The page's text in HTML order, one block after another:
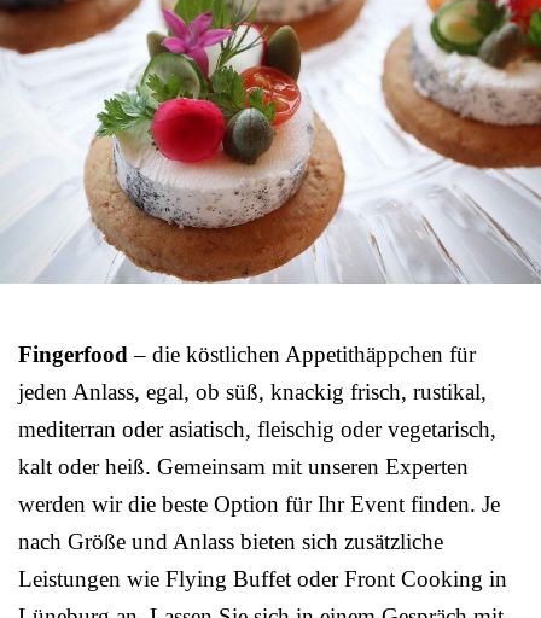
Fingerfood– die köstlichen Appetithäppchen für
jeden Anlass, egal, ob süß, knackig frisch, rustikal,
mediterran oder asiatisch, fleischig oder vegetarisch,
kalt oder heiß. Gemeinsam mit unseren Experten
werden wir die beste Option für Ihr Event finden. Je
nach Größe und Anlass bieten sich zusätzliche
Leistungen wie Flying Buffet oder Front Cooking in